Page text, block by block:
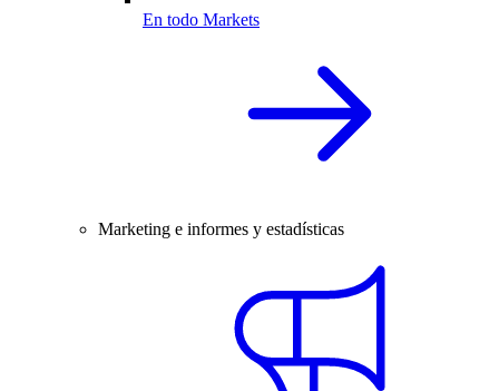
En todo Markets
Marketing e informes y estadísticas